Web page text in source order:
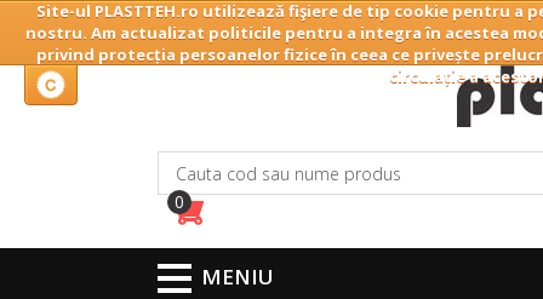
Home Companie
0
MENIU
Site-ul PLASTTEH.ro utilizează fişiere de tip cookie pentru a
nostru. Am actualizat politicile pentru a integra în acestea
privind protecția persoanelor fizice în ceea ce privește
circulație a